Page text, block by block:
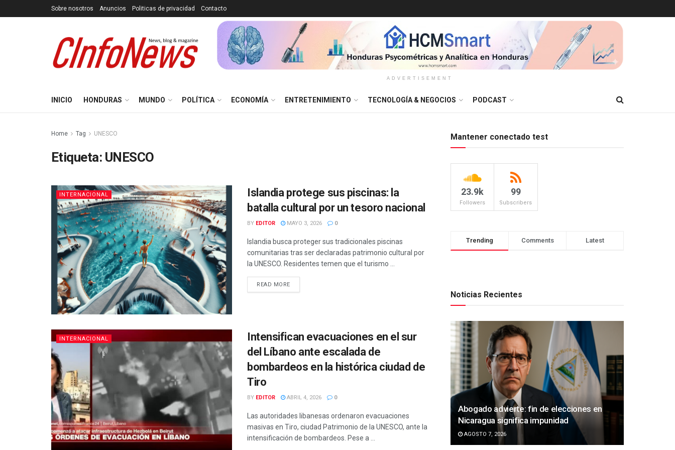
Sobre nosotros Anuncios Politicas de privacidad Contacto
ADVERTISEMENT
INICIO HONDURAS MUNDO POLÍTICA ECONOMÍA ENTRETENIMIENTO TECNOLOGÍA & NEGOCIOS PODCAST
Home Tag UNESCO
Etiqueta: UNESCO
INTERNACIONAL
Islandia protege sus piscinas: la
batalla cultural por un tesoro nacional
BY EDITOR MAYO 3, 2026 0
Islandia busca proteger sus tradicionales piscinas
comunitarias tras ser declaradas patrimonio cultural por
la UNESCO. Residentes temen que el turismo ...
READ MORE
INTERNACIONAL
Intensifican evacuaciones en el sur
del Líbano ante escalada de
bombardeos en la histórica ciudad de
Tiro
BY EDITOR ABRIL 4, 2026 0
Las autoridades libanesas ordenaron evacuaciones
masivas en Tiro, ciudad Patrimonio de la UNESCO, ante la
intensificación de bombardeos. Pese a ...
Mantener conectado test
23.9k
Followers
99
Subscribers
Trending Comments Latest
Noticias Recientes
Abogado advierte: fin de elecciones en
Nicaragua significa impunidad
AGOSTO 7, 2026